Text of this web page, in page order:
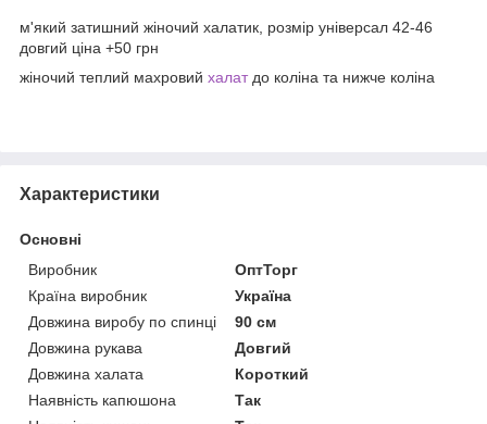
м'який затишний жіночий халатик, розмір універсал 42-46
довгий ціна +50 грн
жіночий теплий махровий халатдо коліна та нижче коліна
Характеристики
Основні
Виробник
ОптТорг
Країна виробник
Україна
Довжина виробу по спинці
90 см
Довжина рукава
Довгий
Довжина халата
Короткий
Наявність капюшона
Так